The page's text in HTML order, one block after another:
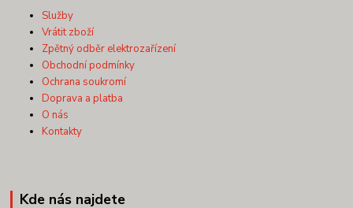
Služby
Vrátit zboží
Zpětný odběr elektrozařízení
Obchodní podmínky
Ochrana soukromí
Doprava a platba
O nás
Kontakty
Kde nás najdete